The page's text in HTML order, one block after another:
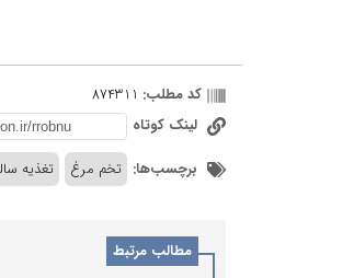
کد مطلب: 874311
لینک کوتاه
برچسب‌ها: تخم مرغ تغذیه
مطالب مرتبط